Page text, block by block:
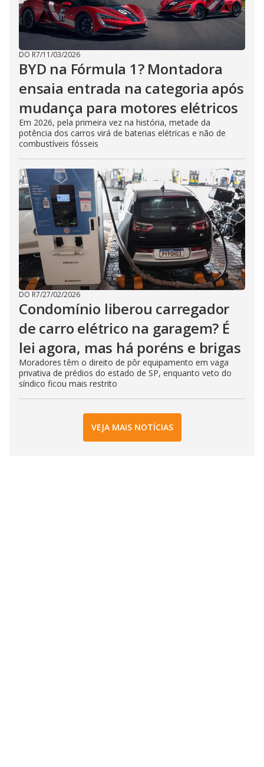
DO R7/11/03/2026
BYD na Fórmula 1? Montadora
ensaia entrada na categoria após
mudança para motores elétricos
Em 2026, pela primeira vez na história, metade da
potência dos carros virá de baterias elétricas e não de
combustíveis fósseis
DO R7/27/02/2026
Condomínio liberou carregador
de carro elétrico na garagem? É
lei agora, mas há poréns e brigas
Moradores têm o direito de pôr equipamento em vaga
privativa de prédios do estado de SP, enquanto veto do
síndico ficou mais restrito
VEJA MAIS NOTÍCIAS